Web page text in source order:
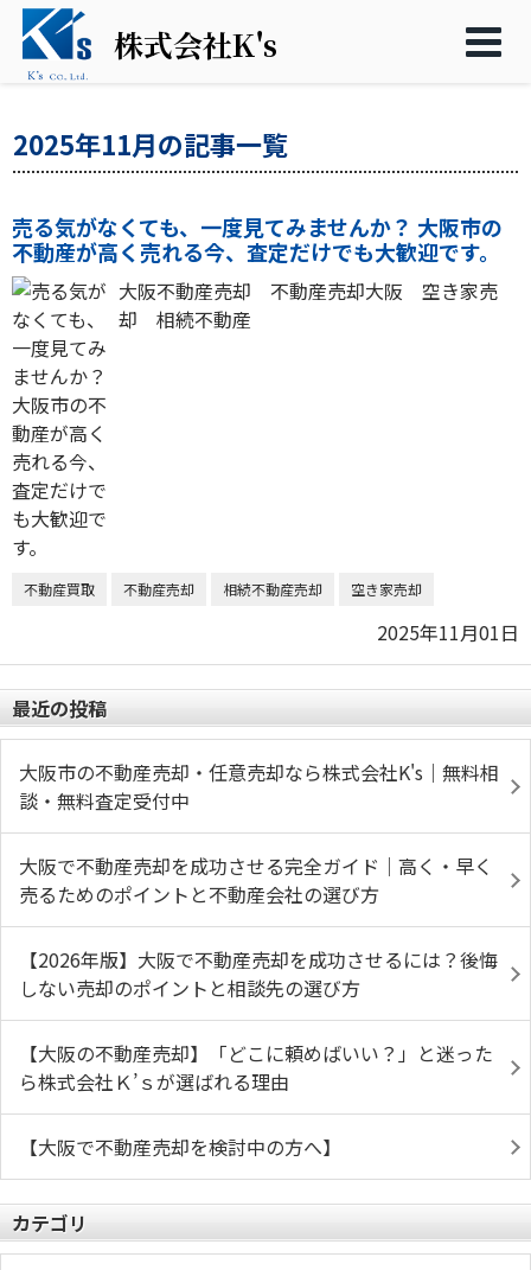
株式会社K's
2025年11月の記事一覧
売る気がなくても、一度見てみませんか？ 大阪市の
不動産が高く売れる今、査定だけでも大歓迎です。
大阪不動産売却 不動産売却大阪 空き家売
却 相続不動産
不動産買取 不動産売却 相続不動産売却 空き家売却
2025年11月01日
最近の投稿
大阪市の不動産売却・任意売却なら株式会社K's｜無料相
談・無料査定受付中
大阪で不動産売却を成功させる完全ガイド｜高く・早く
売るためのポイントと不動産会社の選び方
【2026年版】大阪で不動産売却を成功させるには？後悔
しない売却のポイントと相談先の選び方
【大阪の不動産売却】「どこに頼めばいい？」と迷った
ら株式会社Ｋ’ｓが選ばれる理由
【大阪で不動産売却を検討中の方へ】
カテゴリ